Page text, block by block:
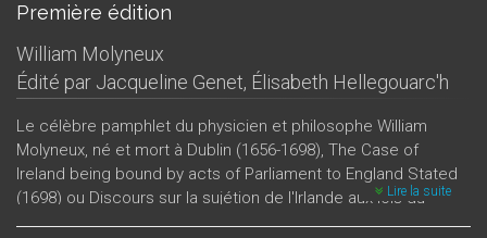
Première édition
William Molyneux
Édité par Jacqueline Genet, Élisabeth Hellegouarc'h
Le célèbre pamphlet du physicien et philosophe William
Molyneux, né et mort à Dublin (1656-1698), The Case of
Ireland being bound by acts of Parliament to England Stated
(1698) ou Discours sur la sujétion de l'Irlande aux lois du
Parlement d’Angleterre, est, par sa vision du contexte
Lire la suite